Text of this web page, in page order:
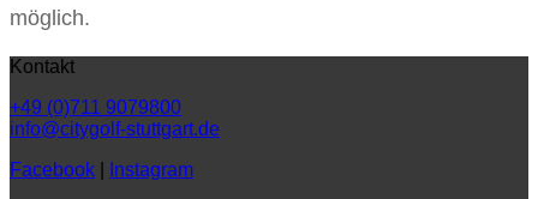
möglich.
Kontakt
+49 (0)711 9079800
info@citygolf-stuttgart.de
Facebook
Instagram